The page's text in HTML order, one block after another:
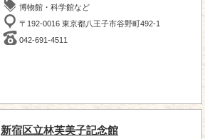
博物館・科学館など
〒192-0016 東京都八王子市谷野町492-1
042-691-4511
新宿区立林芙美子記念館